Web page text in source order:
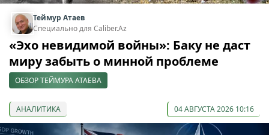
Теймур Атаев
Специально для Caliber.Az
«Эхо невидимой войны»: Баку не даст
миру забыть о минной проблеме
ОБЗОР ТЕЙМУРА АТАЕВА
АНАЛИТИКА 04 АВГУСТА 2026 10:16